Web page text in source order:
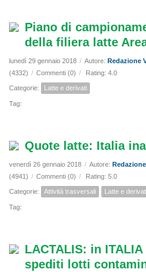
Piano di
della filiera latte
lunedì 29 gennaio 2018 / Autore: Redazione
(4332) / Commenti (0) / Rating: 4.0
Categorie: Latte e derivati
Tag:
Quote latte: Italia
venerdì 26 gennaio 2018 / Autore:
(4941) / Commenti (0) / Rating: 5.0
Categorie: Attività trasversali Latte e
Tag:
LACTALIS: in
spediti lotti